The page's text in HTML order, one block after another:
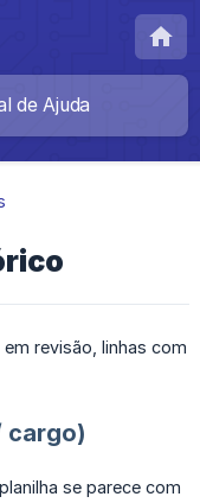
em revisão, linhas com
cargo)
se parece com